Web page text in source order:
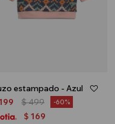
estampado - Azul
$499 60
$ 169